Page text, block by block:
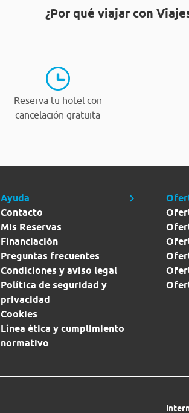
¿Por qué viajar con
Reserva tu hotel con
cancelación gratuita
Ayuda
Contacto
Mis Reservas
Financiación
Preguntas frecuentes
Condiciones y aviso legal
Política de seguridad y
privacidad
Cookies
Línea ética y cumplimiento
normativo